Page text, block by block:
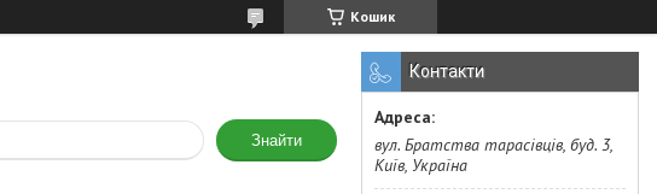
Кошик
Знайти
Контакти
вул. Братства тарасівців, буд. 3,
Київ, Україна